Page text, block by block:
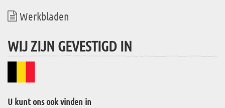
Werkbladen
WIJ ZIJN GEVESTIGD IN
U kunt ons ook vinden in